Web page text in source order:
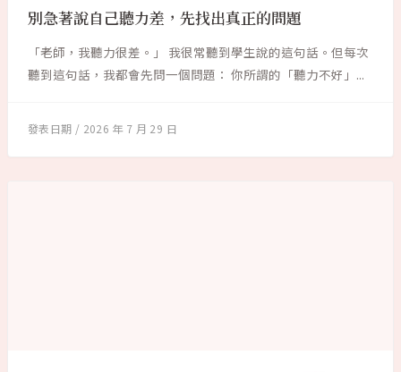
別急著說自己聽力差，先找出真正的問題
「老師，我聽力很差。」 我很常聽到學生說的這句話。但每次
聽到這句話，我都會先問一個問題： 你所謂的「聽力不好」...
2026 年 7 月 29 日